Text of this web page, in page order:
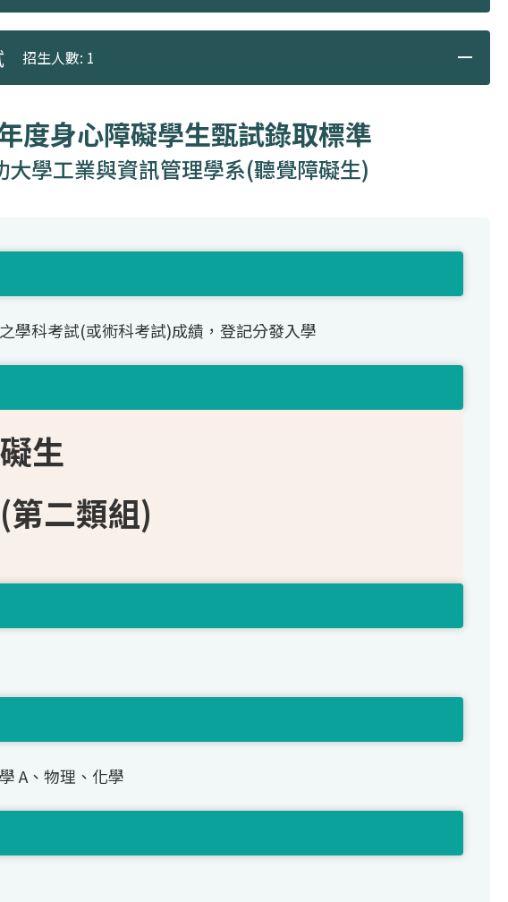
招生人數: 1
度身心障礙學生甄試錄取標準
大學工業與資訊管理學系(聽覺障礙生)
學科考試(或術科考試)成績，登記分發入學
生
第二類組)
A、物理、化學